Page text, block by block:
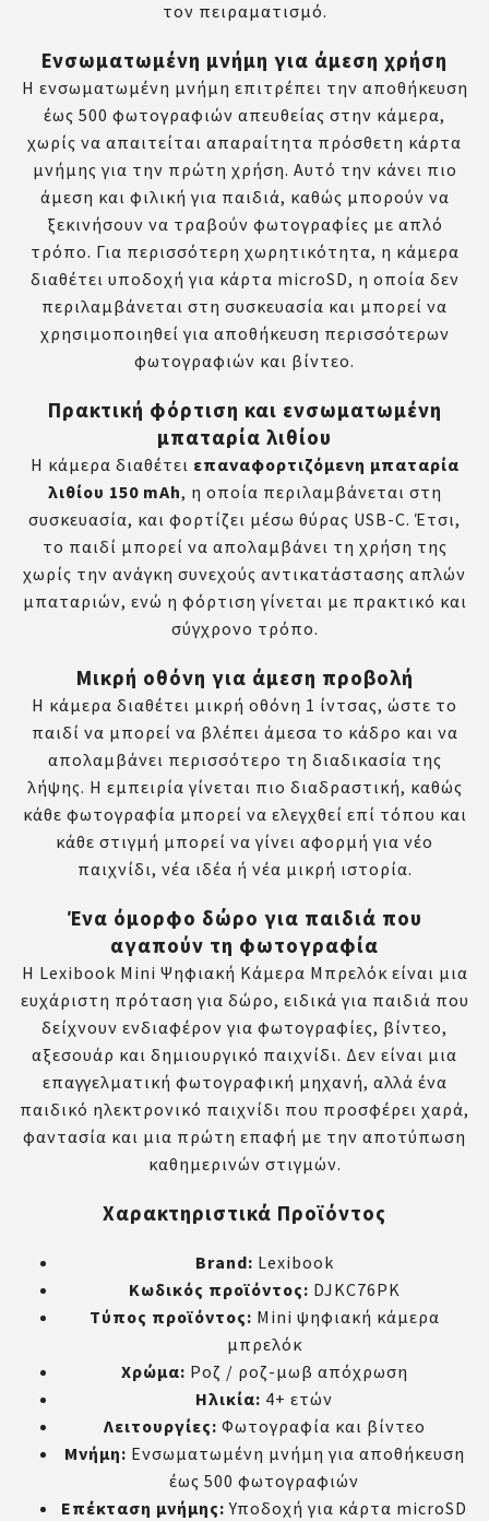
τον πειραματισμό.
Ενσωματωμένη μνήμη για άμεση χρήση
Η ενσωματωμένη μνήμη επιτρέπει την αποθήκευση
έως 500 φωτογραφιών απευθείας στην κάμερα,
χωρίς να απαιτείται απαραίτητα πρόσθετη κάρτα
μνήμης για την πρώτη χρήση. Αυτό την κάνει πιο
άμεση και φιλική για παιδιά, καθώς μπορούν να
ξεκινήσουν να τραβούν φωτογραφίες με απλό
τρόπο. Για περισσότερη χωρητικότητα, η κάμερα
διαθέτει υποδοχή για κάρτα microSD, η οποία δεν
περιλαμβάνεται στη συσκευασία και μπορεί να
χρησιμοποιηθεί για αποθήκευση περισσότερων
φωτογραφιών και βίντεο.
Πρακτική φόρτιση και ενσωματωμένη
μπαταρία λιθίου
Η κάμερα διαθέτει επαναφορτιζόμενη μπαταρία
λιθίου 150 mAh, η οποία περιλαμβάνεται στη
συσκευασία, και φορτίζει μέσω θύρας USB-C. Έτσι,
το παιδί μπορεί να απολαμβάνει τη χρήση της
χωρίς την ανάγκη συνεχούς αντικατάστασης απλών
μπαταριών, ενώ η φόρτιση γίνεται με πρακτικό και
σύγχρονο τρόπο.
Μικρή οθόνη για άμεση προβολή
Η κάμερα διαθέτει μικρή οθόνη 1 ίντσας, ώστε το
παιδί να μπορεί να βλέπει άμεσα το κάδρο και να
απολαμβάνει περισσότερο τη διαδικασία της
λήψης. Η εμπειρία γίνεται πιο διαδραστική, καθώς
κάθε φωτογραφία μπορεί να ελεγχθεί επί τόπου και
κάθε στιγμή μπορεί να γίνει αφορμή για νέο
παιχνίδι, νέα ιδέα ή νέα μικρή ιστορία.
Ένα όμορφο δώρο για παιδιά που
αγαπούν τη φωτογραφία
Η Lexibook Mini Ψηφιακή Κάμερα Μπρελόκ είναι μια
ευχάριστη πρόταση για δώρο, ειδικά για παιδιά που
δείχνουν ενδιαφέρον για φωτογραφίες, βίντεο,
αξεσουάρ και δημιουργικό παιχνίδι. Δεν είναι μια
επαγγελματική φωτογραφική μηχανή, αλλά ένα
παιδικό ηλεκτρονικό παιχνίδι που προσφέρει χαρά,
φαντασία και μια πρώτη επαφή με την αποτύπωση
καθημερινών στιγμών.
Χαρακτηριστικά Προϊόντος
Brand: Lexibook
Κωδικός προϊόντος: DJKC76PK
Τύπος προϊόντος: Mini ψηφιακή κάμερα
μπρελόκ
Χρώμα: Ροζ / ροζ-μωβ απόχρωση
Ηλικία: 4+ ετών
Λειτουργίες: Φωτογραφία και βίντεο
Μνήμη: Ενσωματωμένη μνήμη για αποθήκευση
έως 500 φωτογραφιών
Επέκταση μνήμης: Υποδοχή για κάρτα microSD